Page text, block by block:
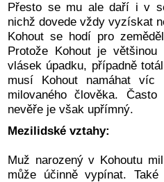
Přesto se mu ale daří i v
nichž dovede vždy vyzískat
Kohout se hodí pro
Protože Kohout je
vlásek úpadku, případně
musí Kohout namáhat
milovaného člověka.
nevěře je však upřímný.
Mezilidské vztahy:
Muž narozený v Kohoutu
může účinně vypínat.